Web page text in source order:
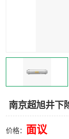
南京超旭井下
价格： 面议